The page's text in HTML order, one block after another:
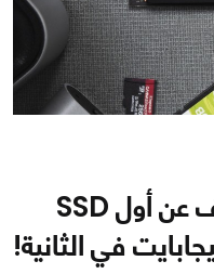
شركة Kingston تكشف عن أول SSD